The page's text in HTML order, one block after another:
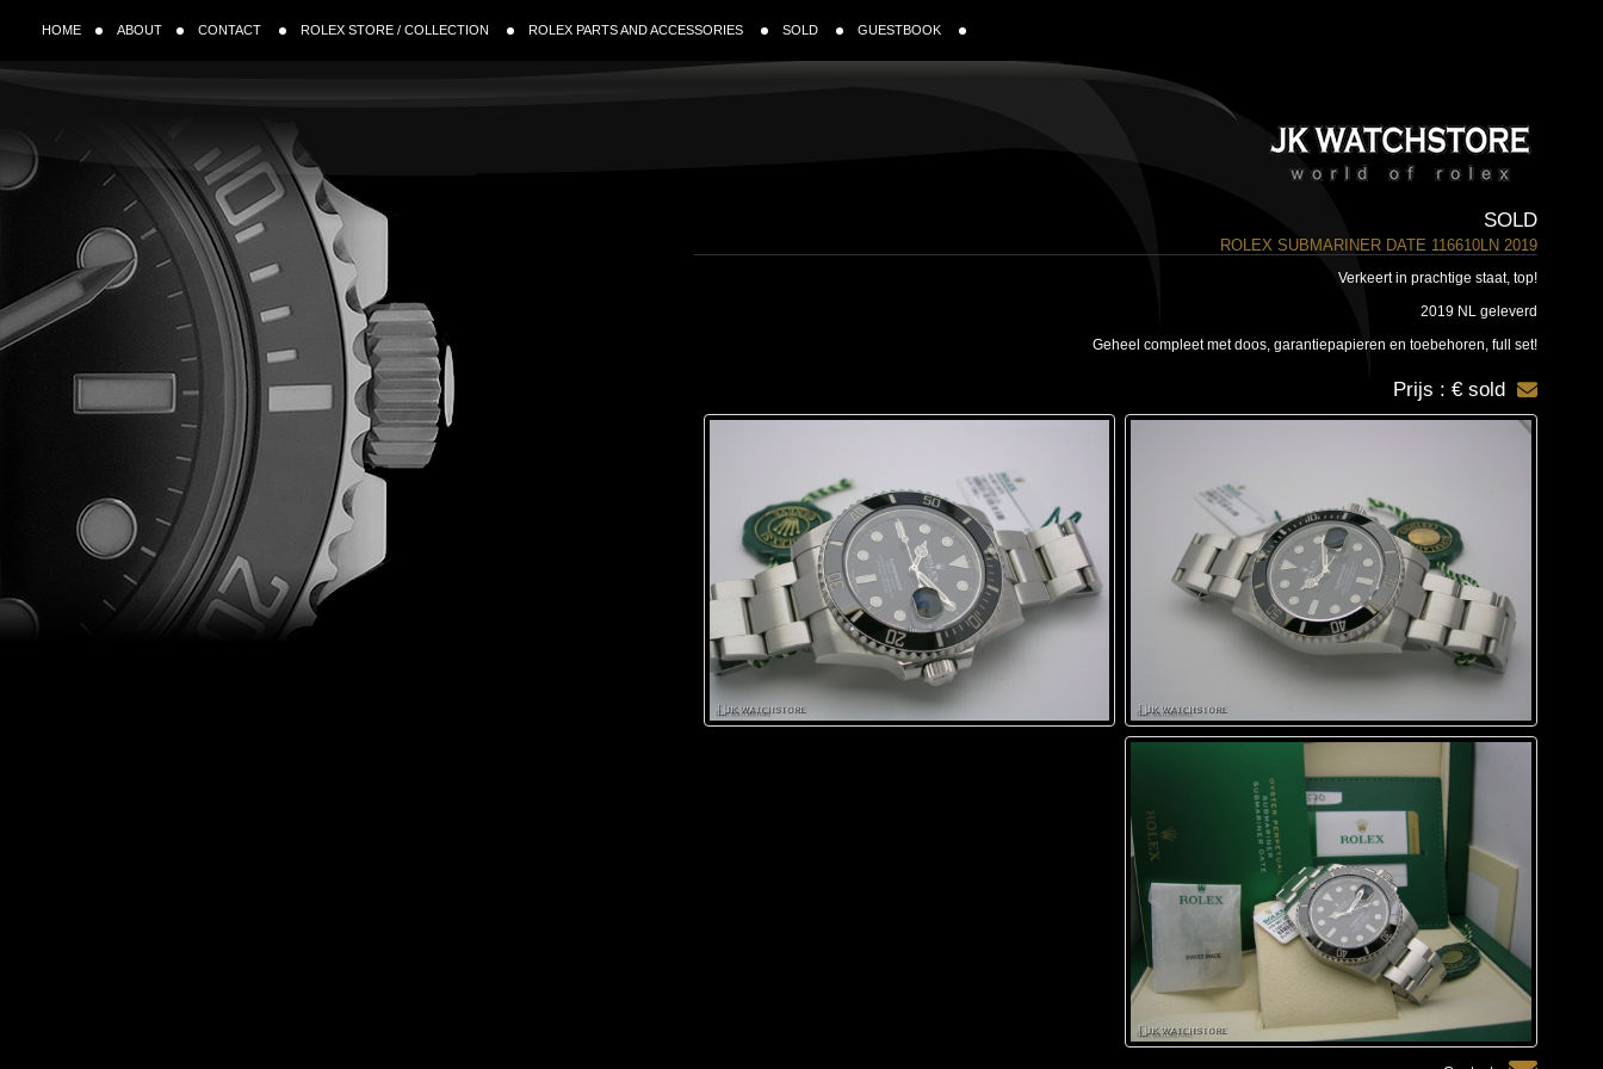
HOME ABOUT CONTACT ROLEX STORE / COLLECTION ROLEX PARTS AND ACCESSORIES SOLD GUESTBOOK
SOLD
ROLEX SUBMARINER DATE 116610LN 2019
Verkeert in prachtige staat, top!
2019 NL geleverd
Geheel compleet met doos, garantiepapieren en toebehoren, full set!
Prijs : € sold